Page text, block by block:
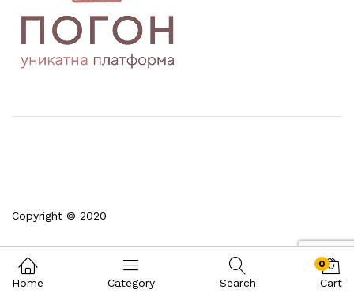
Copyright © 2020
Home Category Search
0
Cart